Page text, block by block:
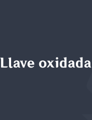
Llave oxidada